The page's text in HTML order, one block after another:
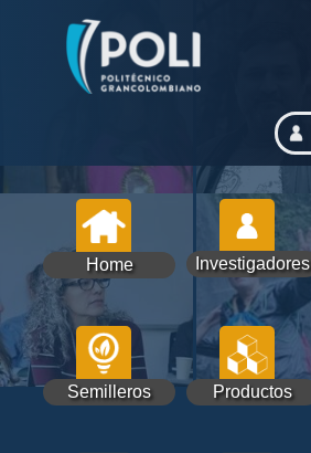
Home Investigadores
Semilleros Productos